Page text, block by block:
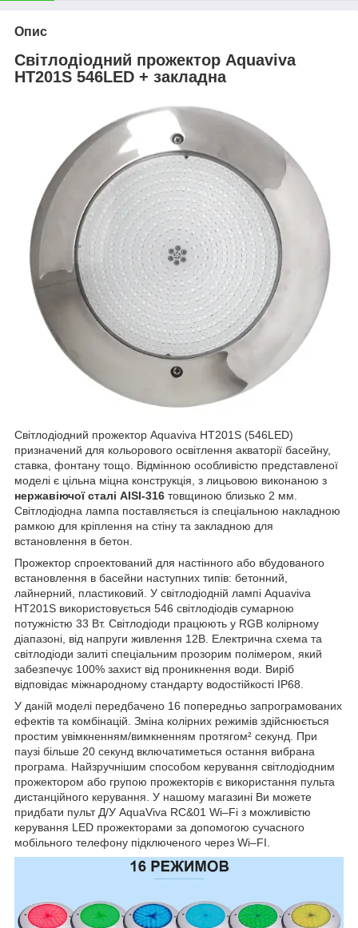
Опис
Світлодіодний прожектор Aquaviva
HT201S 546LED + закладна
Світлодіодний прожектор Aquaviva HT201S (546LED)
призначений для кольорового освітлення акваторії басейну,
ставка, фонтану тощо. Відмінною особливістю представленої
моделі є цільна міцна конструкція, з лицьовою виконаною з
нержавіючої сталі AISI-316 товщиною близько 2 мм.
Світлодіодна лампа поставляється із спеціальною накладною
рамкою для кріплення на стіну та закладною для
встановлення в бетон.
Прожектор спроектований для настінного або вбудованого
встановлення в басейни наступних типів: бетонний,
лайнерний, пластиковий. У світлодіодній лампі Aquaviva
HT201S використовується 546 світлодіодів сумарною
потужністю 33 Вт. Світлодіоди працюють у RGB колірному
діапазоні, від напруги живлення 12В. Електрична схема та
світлодіоди залиті спеціальним прозорим полімером, який
забезпечує 100% захист від проникнення води. Виріб
відповідає міжнародному стандарту водостійкості IP68.
У даній моделі передбачено 16 попередньо запрограмованих
ефектів та комбінацій. Зміна колірних режимів здійснюється
простим увімкненням/вимкненням протягом² секунд. При
паузі більше 20 секунд включатиметься остання вибрана
програма. Найзручнішим способом керування світлодіодним
прожектором або групою прожекторів є використання пульта
дистанційного керування. У нашому магазині Ви можете
придбати пульт Д/У AquaViva RC&01 Wi–Fi з можливістю
керування LED прожекторами за допомогою сучасного
мобільного телефону підключеного через Wi–FI.